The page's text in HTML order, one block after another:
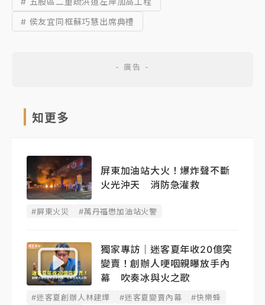
# 侯友宜同框蘇巧慧出席典禮
知更多
屏東加油站大火！爆炸聲不斷
火光沖天 消防急灌救
#屏東火災 #萬丹福懋加油站火警
獨家專訪｜迷客夏年收20億突
變賣！創辦人哽咽親曝放手內
幕 吹奏冰與火之歌
#迷客夏創辦人林建燁 #迷客夏變賣內幕
#快樂蜂